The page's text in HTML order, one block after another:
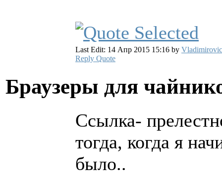
Last Edit: 14 Апр 2015 15:16 by
Reply Quote
Браузеры для
Ссылка-
тогда, когда я
было..